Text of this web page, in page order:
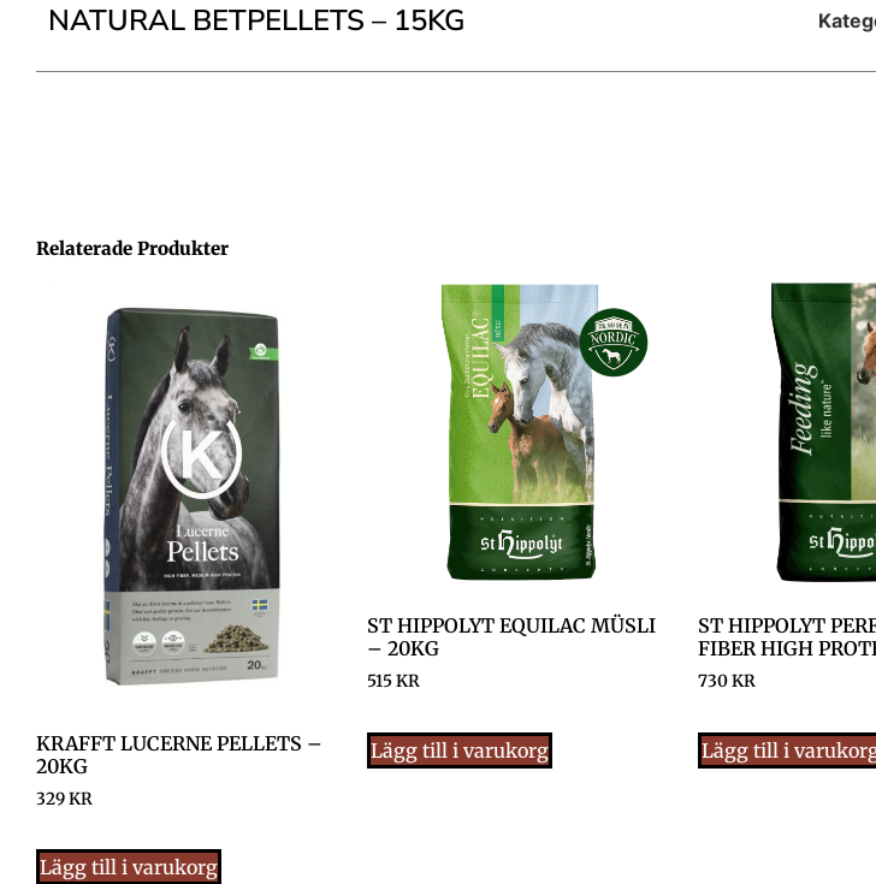
NATURAL BETPELLETS – 15KG
Relaterade Produkter
KRAFFT LUCERNE PELLETS –
20KG
329KR
Lägg till i varukorg
ST HIPPOLYT EQUILAC MÜSLI
– 20KG
515KR
Lägg till i varukorg
ST HIPPOLYT
FIBER HIGH
730KR
Lägg till i